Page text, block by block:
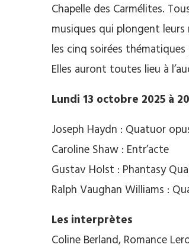
Chapelle des Carmélites.
musiques qui plongent
les cinq soirées
Elles auront toutes lieu à
Lundi 13 octobre 2025 à
Joseph Haydn : Quatuor
Caroline Shaw : Entr’acte
Gustav Holst : Phantasy
Ralph Vaughan Williams :
Les interprètes
Coline Berland, Romance